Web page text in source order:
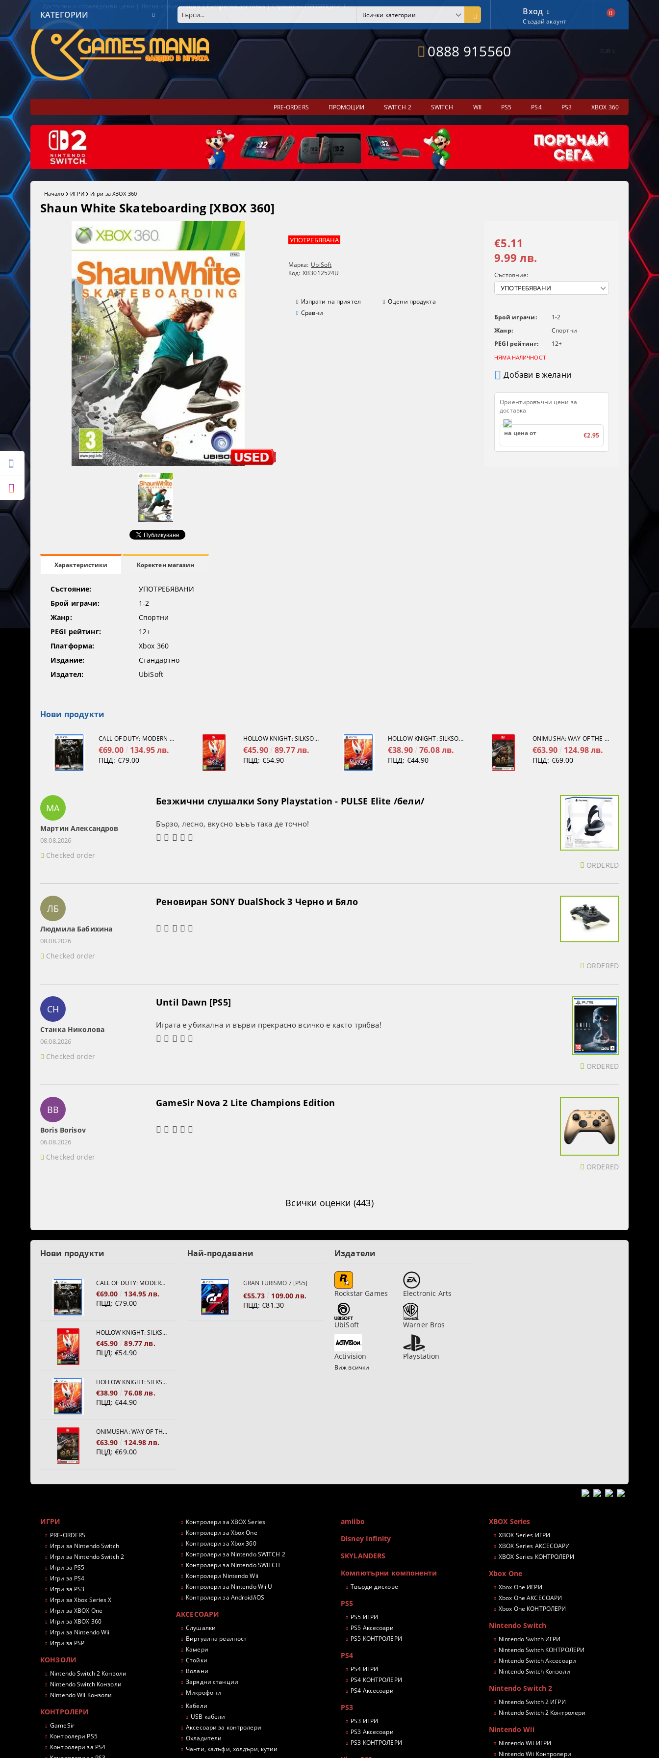
Достъпни и справедливи цени | Лесна комуникация | Експресна доставка | Страхотни ПРОМОЦИИ !!!
0888 915560 EUR
КАТЕГОРИИ Вход
Създай акаунт
0
PRE-ORDERS ПРОМОЦИИ SWITCH 2 SWITCH WII PS5 PS4 PS3 XBOX 360
Начало ИГРИ Игри за XBOX 360
Shaun White Skateboarding [XBOX 360]
УПОТРЕБЯВАНА
Марка: UbiSoft
Код: XB3012524U
Изпрати на приятел
Оцени продукта
Сравни
€5.11
9.99 лв.
Състояние:
Брой играчи:
1-2
Жанр:
Спортни
PEGI рейтинг:
12+
НЯМА НАЛИЧНОСТ
Добави в желани
Ориентировъчни цени за
доставка
на цена от €2.95
Характеристики Коректен магазин
Състояние:
УПОТРЕБЯВАНИ
Брой играчи:
1-2
Жанр:
Спортни
PEGI рейтинг:
12+
Платформа:
Xbox 360
Издание:
Стандартно
Издател:
UbiSoft
Нови продукти
CALL OF DUTY: MODERN WARFARE 4[PS5]
€69.00 134.95 лв.
ПЦД: €79.00
HOLLOW KNIGHT: SILKSONG [NINTENDO SWITCH 2]
€45.90 89.77 лв.
ПЦД: €54.90
HOLLOW KNIGHT: SILKSONG [PS5]
€38.90 76.08 лв.
ПЦД: €44.90
ONIMUSHA: WAY OF THE SWORD [NINTENDO SWITCH 2]
€63.90 124.98 лв.
ПЦД: €69.00
МА
Мартин Александров
08.08.2026
Checked order
Безжични слушалки Sony Playstation - PULSE Elite /бели/
Бързо, лесно, вкусно ъъъъ така де точно!
ORDERED
ЛБ
Людмила Бабихина
08.08.2026
Checked order
Реновиран SONY DualShock 3 Черно и Бяло
ORDERED
СН
Станка Николова
06.08.2026
Checked order
Until Dawn [PS5]
Играта е убикална и върви прекрасно всичко е както трябва!
ORDERED
BB
Boris Borisov
06.08.2026
Checked order
GameSir Nova 2 Lite Champions Edition
ORDERED
Всички оценки (443)
Нови продукти
CALL OF DUTY: MODERN WARFARE 4[PS5]
€69.00
134.95 лв.
ПЦД: €79.00
HOLLOW KNIGHT: SILKSONG [NINTENDO SWITCH 2]
€45.90
89.77 лв.
ПЦД: €54.90
HOLLOW KNIGHT: SILKSONG [PS5]
€38.90
76.08 лв.
ПЦД: €44.90
ONIMUSHA: WAY OF THE SWORD [NINTENDO SWITCH 2]
€63.90
124.98 лв.
ПЦД: €69.00
Най-продавани
GRAN TURISMO 7 [PS5]
€55.73
109.00 лв.
ПЦД: €81.30
Издатели
Rockstar Games Electronic Arts
UbiSoft Warner Bros
Activision Playstation
Виж всички
ИГРИ
PRE-ORDERS
Игри за Nintendo Switch
Игри за Nintendo Switch 2
Игри за PS5
Игри за PS4
Игри за PS3
Игри за Xbox Series X
Игри за XBOX One
Игри за XBOX 360
Игри за Nintendo Wii
Игри за PSP
КОНЗОЛИ
Nintendo Switch 2 Конзоли
Nintendo Switch Конзоли
Nintendo Wii Конзоли
КОНТРОЛЕРИ
GameSir
Контролери PS5
Контролери за PS4
Контролери за XBOX Series
Контролери за Xbox One
Контролери за Xbox 360
Контролери за Nintendo SWITCH 2
Контролери за Nintendo SWITCH
Контролери Nintendo Wii
Контролери за Nintendo Wii U
Контролери за Android/iOS
АКСЕСОАРИ
Слушалки
Виртуална реалност
Камери
Стойки
Волани
Зарядни станции
Микрофони
Кабели
USB кабели
Аксесоари за контролери
Охладители
Чанти, калъфи, холдъри, кутии
amiibo
Disney Infinity
SKYLANDERS
Компютърни компоненти
Твърди дискове
PS5
PS5 ИГРИ
PS5 Аксесоари
PS5 КОНТРОЛЕРИ
PS4
PS4 ИГРИ
PS4 КОНТРОЛЕРИ
PS4 Аксесоари
PS3
PS3 ИГРИ
PS3 Аксесоари
PS3 КОНТРОЛЕРИ
XBOX Series
XBOX Series ИГРИ
XBOX Series АКСЕСОАРИ
XBOX Series КОНТРОЛЕРИ
Xbox One
Xbox One ИГРИ
Xbox One АКСЕСОАРИ
Xbox One КОНТРОЛЕРИ
Nintendo Switch
Nintendo Switch ИГРИ
Nintendo Switch КОНТРОЛЕРИ
Nintendo Switch Аксесоари
Nintendo Switch Конзоли
Nintendo Switch 2
Nintendo Switch 2 ИГРИ
Nintendo Switch 2 Контролери
Nintendo Wii
Nintendo Wii ИГРИ
Nintendo Wii Контролери